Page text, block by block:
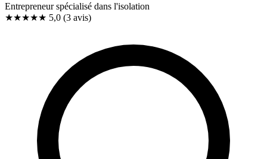
Entrepreneur spécialisé dans l'isolation
★★★★★ 5,0 (3 avis)